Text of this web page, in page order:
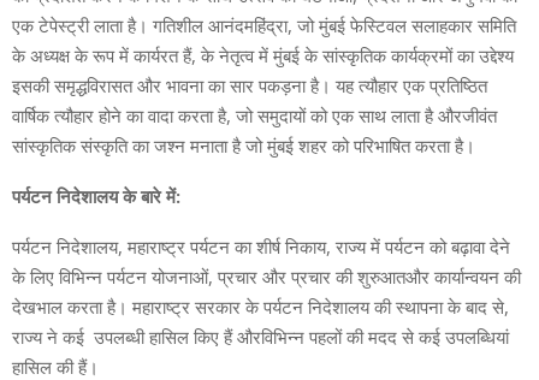
एक टेपेस्ट्री लाता है। गतिशील आनंदमहिंद्रा, जो मुंबई फेस्टिवल सलाहकार समिति
के अध्यक्ष के रूप में कार्यरत हैं, के नेतृत्व में मुंबई के सांस्कृतिक कार्यक्रमों का उद्देश्य
इसकी समृद्धविरासत और भावना का सार पकड़ना है। यह त्यौहार एक प्रतिष्ठित
वार्षिक त्यौहार होने का वादा करता है, जो समुदायों को एक साथ लाता है औरजीवंत
सांस्कृतिक संस्कृति का जश्न मनाता है जो मुंबई शहर को परिभाषित करता है।
पर्यटन निदेशालय के बारे में:
पर्यटन निदेशालय, महाराष्ट्र पर्यटन का शीर्ष निकाय, राज्य में पर्यटन को बढ़ावा देने
के लिए विभिन्न पर्यटन योजनाओं, प्रचार और प्रचार की शुरुआतऔर कार्यान्वयन की
देखभाल करता है। महाराष्ट्र सरकार के पर्यटन निदेशालय की स्थापना के बाद से,
राज्य ने कई उपलब्धी हासिल किए हैं औरविभिन्न पहलों की मदद से कई उपलब्धियां
हासिल की हैं।